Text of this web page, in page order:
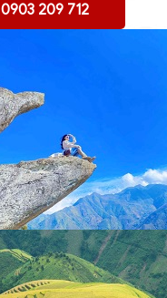
0903 209 712